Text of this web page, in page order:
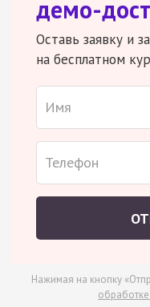
демо-
Оставь заявку и
на бесплатном
Нажимая на кнопку